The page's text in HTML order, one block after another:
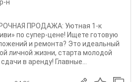
н
ПРОДАЖА: Уютная 1-к
по супер-цене! Ищете готовую
и ремонта? Это идеальный
личной жизни, старта молодой
в аренду! Главные...